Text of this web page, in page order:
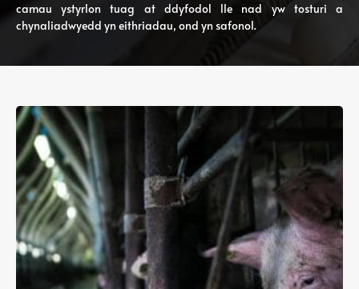
camau ystyrlon tuag at ddyfodol lle nad yw tosturi a
chynaliadwyedd yn eithriadau, ond yn safonol.